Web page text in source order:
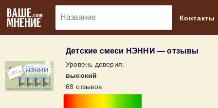
Контакты
Детские смеси НЭННИ — отзывы
Уровень доверия:
высокий
68 отзывов